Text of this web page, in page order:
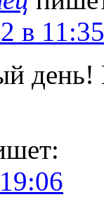
в 11:35